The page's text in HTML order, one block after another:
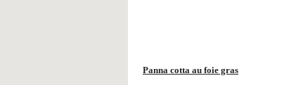
Panna cotta au foie gras